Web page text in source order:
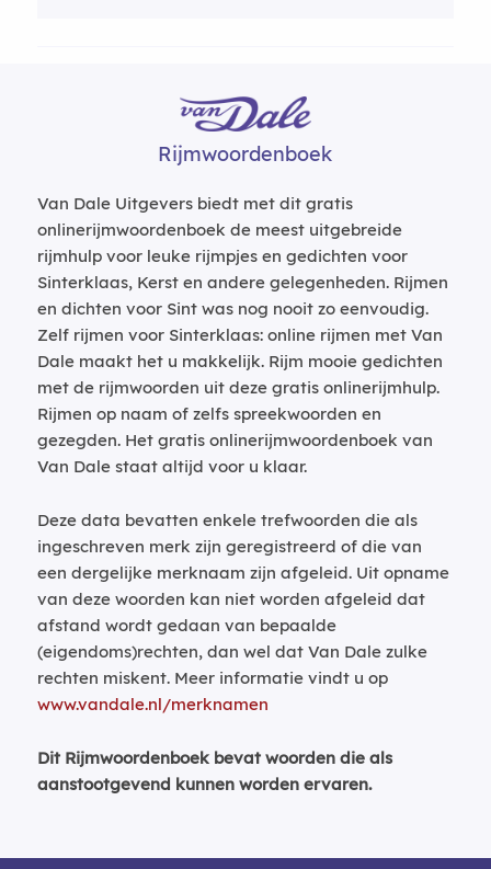
Rijmwoordenboek
Van Dale Uitgevers biedt met dit gratis
onlinerijmwoordenboek de meest uitgebreide
rijmhulp voor leuke rijmpjes en gedichten voor
Sinterklaas, Kerst en andere gelegenheden. Rijmen
en dichten voor Sint was nog nooit zo eenvoudig.
Zelf rijmen voor Sinterklaas: online rijmen met Van
Dale maakt het u makkelijk. Rijm mooie gedichten
met de rijmwoorden uit deze gratis onlinerijmhulp.
Rijmen op naam of zelfs spreekwoorden en
gezegden. Het gratis onlinerijmwoordenboek van
Van Dale staat altijd voor u klaar.
Deze data bevatten enkele trefwoorden die als
ingeschreven merk zijn geregistreerd of die van
een dergelijke merknaam zijn afgeleid. Uit opname
van deze woorden kan niet worden afgeleid dat
afstand wordt gedaan van bepaalde
(eigendoms)rechten, dan wel dat Van Dale zulke
rechten miskent. Meer informatie vindt u op
www.vandale.nl/merknamen
Dit Rijmwoordenboek bevat woorden die als
aanstootgevend kunnen worden ervaren.